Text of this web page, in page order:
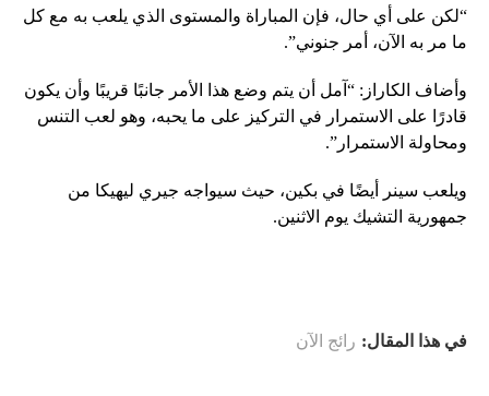
“لكن على أي حال، فإن المباراة والمستوى الذي يلعب به مع كل
ما مر به الآن، أمر جنوني”.
وأضاف الكاراز: “آمل أن يتم وضع هذا الأمر جانبًا قريبًا وأن يكون
قادرًا على الاستمرار في التركيز على ما يحبه، وهو لعب التنس
ومحاولة الاستمرار”.
ويلعب سينر أيضًا في بكين، حيث سيواجه جيري ليهيكا من
جمهورية التشيك يوم الاثنين.
في هذا المقال: رائج الآن